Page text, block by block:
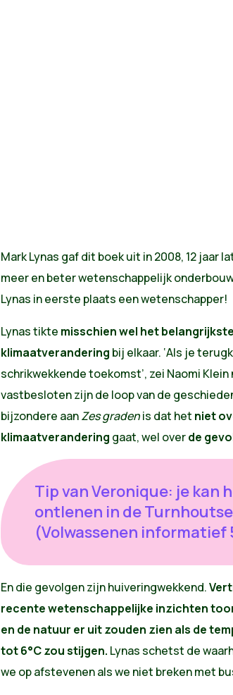
Mark Lynas gaf dit boek uit in 2008, 12 jaar
meer en beter wetenschappelijk
Lynas in eerste plaats een wetenschapper!
Lynas tikte misschien wel het
klimaatverandering bij elkaar. ‘Als je
schrikwekkende toekomst’, zei Naomi Klein
vastbesloten zijn de loop van de
bijzondere aanZes gradenis dat het niet
klimaatverandering gaat, wel overde
Tip van Veronique: je kan
ontlenen in de
(Volwassenen informatief
En die gevolgen zijn huiveringwekkend.
recente wetenschappelijke inzichten
en de natuur er uit zouden zien als de
tot 6°C zou stijgen. Lynas schetst de
we op afstevenen als we niet breken met